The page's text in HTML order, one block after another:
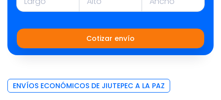
Cotizar envío
ENVÍOS ECONÓMICOS DE JIUTEPEC A LA PAZ